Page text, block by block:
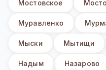
Мостовское
Муравленко
Мыски Мытищи
Надым Назарово